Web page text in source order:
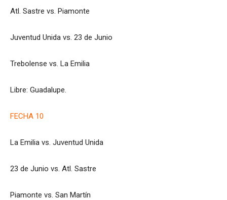
Atl. Sastre vs. Piamonte
Juventud Unida vs. 23 de Junio
Trebolense vs. La Emilia
Libre: Guadalupe.
FECHA 10
La Emilia vs. Juventud Unida
23 de Junio vs. Atl. Sastre
Piamonte vs. San Martín